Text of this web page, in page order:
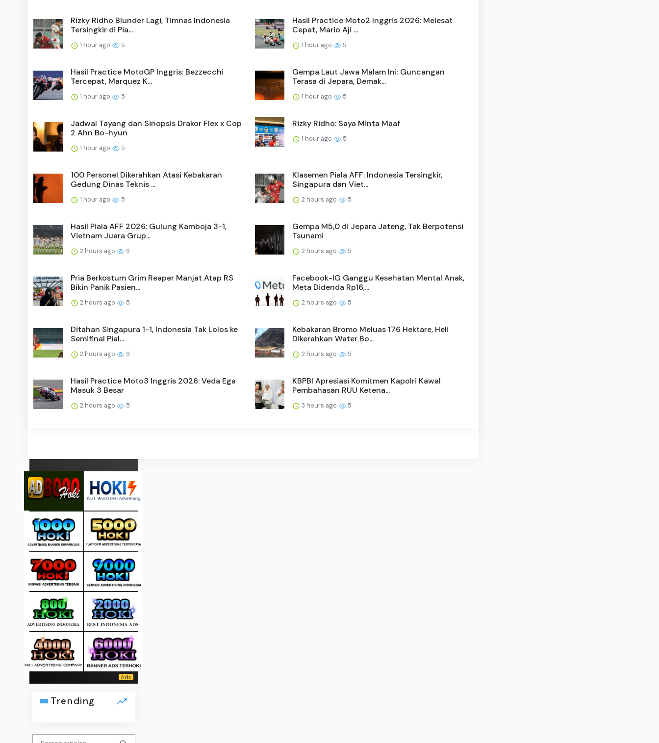
Rizky Ridho Blunder Lagi, Timnas Indonesia
Tersingkir di Pia...
1 hour ago 5
Hasil Practice Moto2 Inggris 2026: Melesat
Cepat, Mario Aji ...
1 hour ago 5
Hasil Practice MotoGP Inggris: Bezzecchi
Tercepat, Marquez K...
1 hour ago 5
Gempa Laut Jawa Malam Ini: Guncangan
Terasa di Jepara, Demak...
1 hour ago 5
Jadwal Tayang dan Sinopsis Drakor Flex x Cop
2 Ahn Bo-hyun
1 hour ago 5
Rizky Ridho: Saya Minta Maaf
1 hour ago 5
100 Personel Dikerahkan Atasi Kebakaran
Gedung Dinas Teknis ...
1 hour ago 5
Klasemen Piala AFF: Indonesia Tersingkir,
Singapura dan Viet...
2 hours ago 5
Hasil Piala AFF 2026: Gulung Kamboja 3-1,
Vietnam Juara Grup...
2 hours ago 9
Gempa M5,0 di Jepara Jateng, Tak Berpotensi
Tsunami
2 hours ago 5
Pria Berkostum Grim Reaper Manjat Atap RS
Bikin Panik Pasien...
2 hours ago 5
Facebook-IG Ganggu Kesehatan Mental Anak,
Meta Didenda Rp16,...
2 hours ago 5
Ditahan Singapura 1-1, Indonesia Tak Lolos ke
Semifinal Pial...
2 hours ago 9
Kebakaran Bromo Meluas 176 Hektare, Heli
Dikerahkan Water Bo...
2 hours ago 5
Hasil Practice Moto3 Inggris 2026: Veda Ega
Masuk 3 Besar
2 hours ago 5
KBPBI Apresiasi Komitmen Kapolri Kawal
Pembahasan RUU Ketena...
3 hours ago 5
Trending